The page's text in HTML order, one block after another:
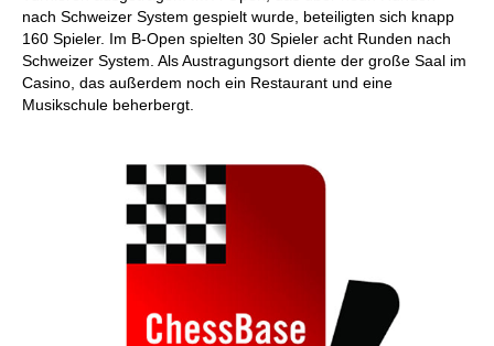
nach Schweizer System gespielt wurde, beteiligten sich knapp
160 Spieler. Im B-Open spielten 30 Spieler acht Runden nach
Schweizer System. Als Austragungsort diente der große Saal im
Casino, das außerdem noch ein Restaurant und eine
Musikschule beherbergt.